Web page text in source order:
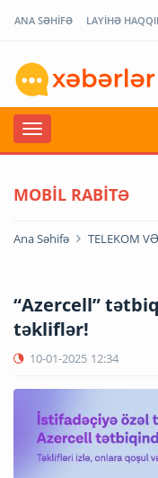
ANA SƏHİFƏ LAYİHƏ
MOBİL RABİTƏ
Ana Səhifə TELEKOM
“Azercell”
təkliflər!
10-01-2025 12:34